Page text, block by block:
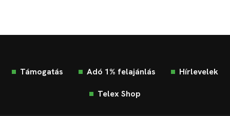
Támogatás Adó 1% felajánlás Hírlevelek
Telex Shop